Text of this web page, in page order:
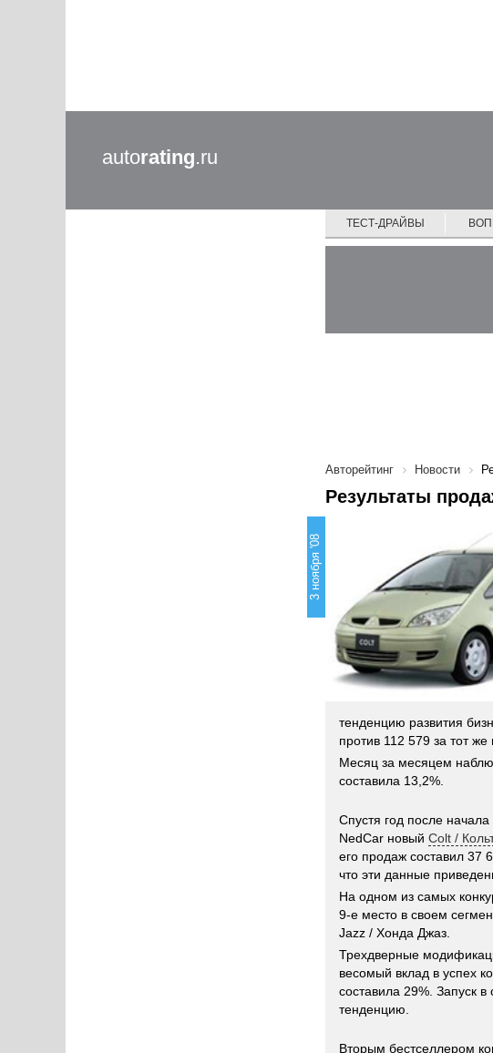
autorating.ru
ТЕСТ-ДРАЙВЫ
Авторейтинг Новости
Результаты
3 ноября '08
тенденцию развития
против 112 579 за тот же
Месяц за месяцем
составила 13,2%.
Спустя год после
NedCar новый Colt /
его продаж составил 37
что эти данные
На одном из самых
9-е место в своем
Jazz / Хонда Джаз.
Трехдверные
весомый вклад в успех
составила 29%. Запуск
тенденцию.
Вторым бестселлером